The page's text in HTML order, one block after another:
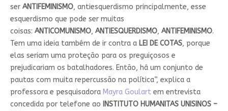
ser ANTIFEMINISMO, antiesquerdismo principalmente, esse
esquerdismo que pode ser muitas
coisas: ANTICOMUNISMO, ANTIESQUERDISMO, ANTIFEMINISMO.
Tem uma ideia também de ir contra a LEI DE COTAS, porque
elas seriam uma proteção para os preguiçosos e
prejudicariam os batalhadores. Então, há um conjunto de
pautas com muita repercussão na política”, explica a
professora e pesquisadora Mayra Goulartem entrevista
concedida por telefone ao INSTITUTO HUMANITAS UNISINOS –